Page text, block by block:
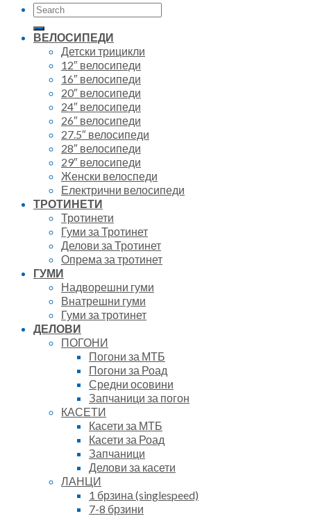
Search
for:
ВЕЛОСИПЕДИ
Детски трицикли
12″ велосипеди
16″ велосипеди
20″ велосипеди
24″ велосипеди
26″ велосипеди
27.5″ велосипеди
28″ велосипеди
29″ велосипеди
Женски велоспеди
Електрични велосипеди
ТРОТИНЕТИ
Тротинети
Гуми за Тротинет
Делови за Тротинет
Опрема за тротинет
ГУМИ
Надворешни гуми
Внатрешни гуми
Гуми за тротинет
ДЕЛОВИ
ПОГОНИ
Погони за МТБ
Погони за Роад
Средни осовини
Запчаници за погон
КАСЕТИ
Касети за МТБ
Касети за Роад
Запчаници
Делови за касети
ЛАНЦИ
1 брзина (singlespeed)
7-8 брзини